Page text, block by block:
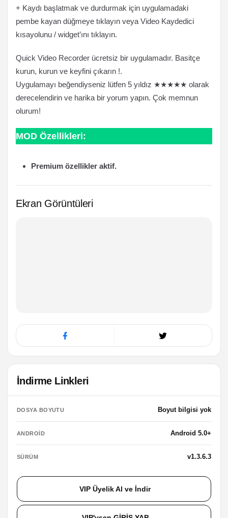
+ Kaydı başlatmak ve durdurmak için uygulamadaki
pembe kayan düğmeye tıklayın veya Video Kaydedici
kısayolunu / widget’ını tıklayın.
Quick Video Recorder ücretsiz bir uygulamadır. Basitçe
kurun, kurun ve keyfini çıkarın !.
Uygulamayı beğendiyseniz lütfen 5 yıldız ★★★★★ olarak
derecelendirin ve harika bir yorum yapın. Çok memnun
olurum!
MOD Özellikleri:
Premium özellikler aktif.
Ekran Görüntüleri
İndirme Linkleri
DOSYA BOYUTU Boyut bilgisi yok
ANDROID Android 5.0+
SÜRÜM v1.3.6.3
VIP Üyelik Al ve İndir